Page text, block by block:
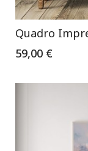
Quadro
59,00 €